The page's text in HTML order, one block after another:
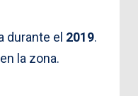
el 2019.
la zona.